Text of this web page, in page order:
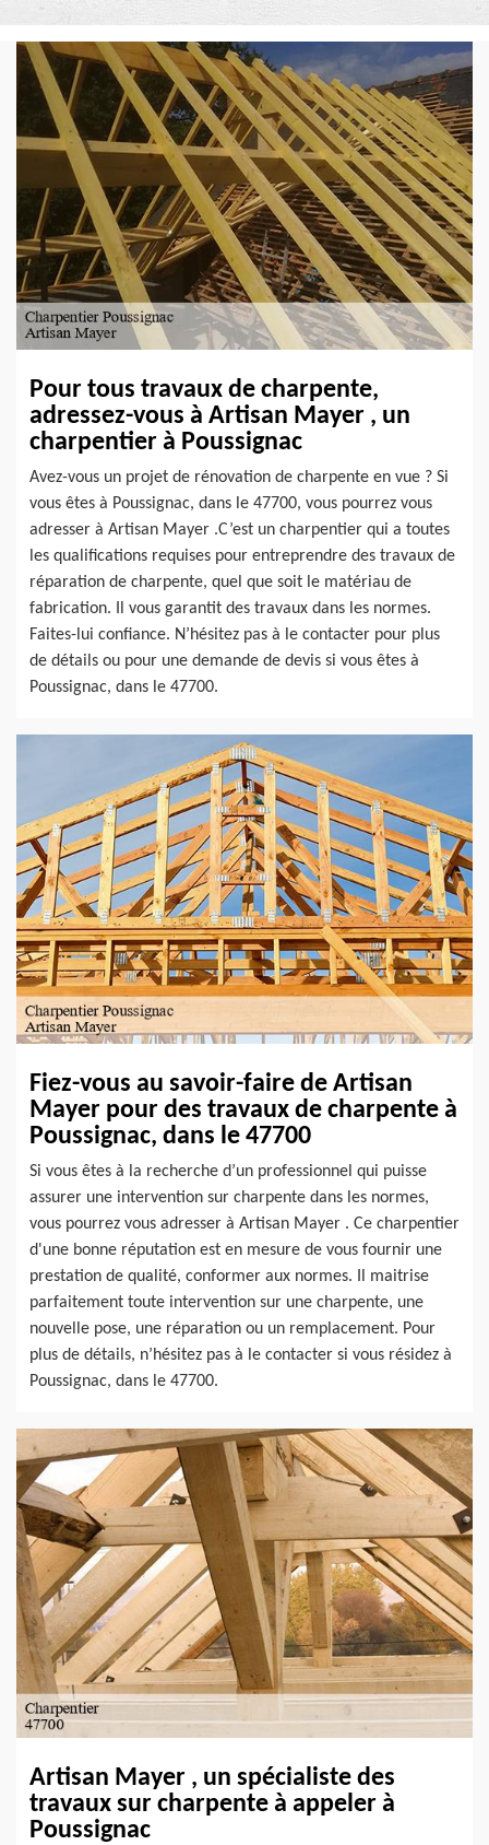
Pour tous travaux de charpente,
adressez-vous à Artisan Mayer , un
charpentier à Poussignac
Avez-vous un projet de rénovation de charpente en vue ? Si
vous êtes à Poussignac, dans le 47700, vous pourrez vous
adresser à Artisan Mayer .C’est un charpentier qui a toutes
les qualifications requises pour entreprendre des travaux de
réparation de charpente, quel que soit le matériau de
fabrication. Il vous garantit des travaux dans les normes.
Faites-lui confiance. N’hésitez pas à le contacter pour plus
de détails ou pour une demande de devis si vous êtes à
Poussignac, dans le 47700.
Fiez-vous au savoir-faire de Artisan
Mayer pour des travaux de charpente à
Poussignac, dans le 47700
Si vous êtes à la recherche d’un professionnel qui puisse
assurer une intervention sur charpente dans les normes,
vous pourrez vous adresser à Artisan Mayer . Ce charpentier
d'une bonne réputation est en mesure de vous fournir une
prestation de qualité, conformer aux normes. Il maitrise
parfaitement toute intervention sur une charpente, une
nouvelle pose, une réparation ou un remplacement. Pour
plus de détails, n’hésitez pas à le contacter si vous résidez à
Poussignac, dans le 47700.
Artisan Mayer , un spécialiste des
travaux sur charpente à appeler à
Poussignac